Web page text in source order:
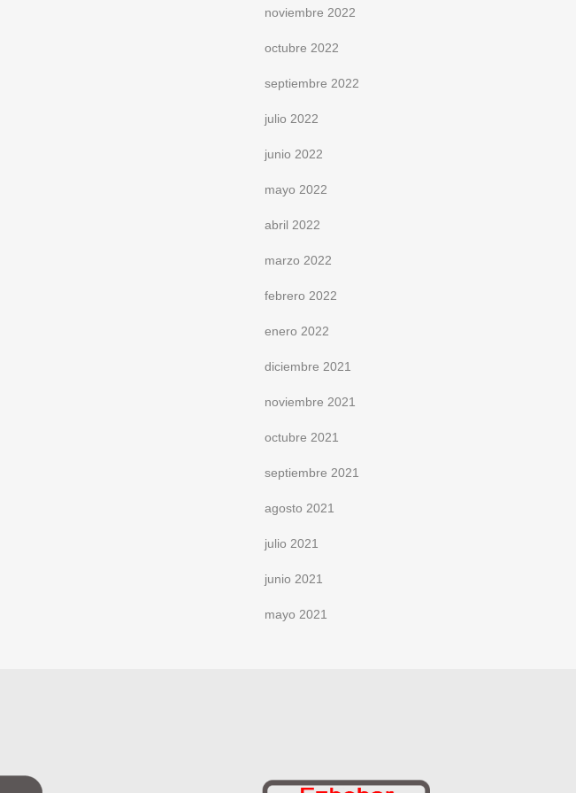
noviembre 2022
octubre 2022
septiembre 2022
julio 2022
junio 2022
mayo 2022
abril 2022
marzo 2022
febrero 2022
enero 2022
diciembre 2021
noviembre 2021
octubre 2021
septiembre 2021
agosto 2021
julio 2021
junio 2021
mayo 2021